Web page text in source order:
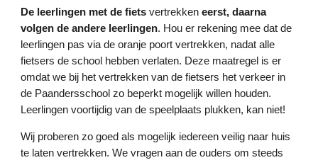
De leerlingen met de fiets vertrekkeneerst, daarna
volgen de andere leerlingen. Hou er rekening mee dat de
leerlingen pas via de oranje poort vertrekken, nadat alle
fietsers de school hebben verlaten. Deze maatregel is er
omdat we bij het vertrekken van de fietsers het verkeer in
de Paandersschool zo beperkt mogelijk willen houden.
Leerlingen voortijdig van de speelplaats plukken, kan niet!
Wij proberen zo goed als mogelijk iedereen veilig naar huis
te laten vertrekken. We vragen aan de ouders om steeds